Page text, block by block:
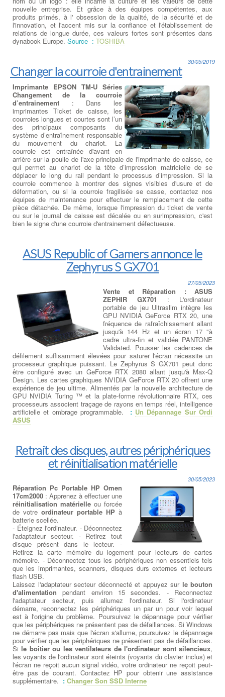
nouvelle entreprise. Et grâce à des équipes compétentes, aux
produits primés, à l' obsession de la qualité, de la sécurité et de
l'innovation, et l'accent mis sur la confiance et l'établissement de
relations de longue durée, ces valeurs fortes sont présentes dans
dynabook Europe. Source : TOSHIBA
Changer la courroie d'entrainement
30/05/2019
Imprimante EPSON TM-U Séries
Changement de la courroie
d’entrainement : Dans les
imprimantes Ticket de caisse, les
courroies longues et courtes sont l’un
des principaux composants du
système d’entraînement responsable
du mouvement du chariot. La
courroie est entraînée d'avant en
arrière sur la poulie de l'axe principale de l'imprimante de caisse, ce
qui permet au chariot de la tête d’impression matricielle de se
déplacer le long du rail pendant le processus d’impression. Si la
courroie commence à montrer des signes visibles d'usure et de
déformation, ou si la courroie fragilisée se casse, contactez nos
équipes de maintenance pour effectuer le remplacement de cette
pièce détachée. De même, lorsque l'impression du ticket de vente
ou sur le journal de caisse est décalée ou en surimpression, c'est
bien le signe d'une courroie d'entrainement défectueuse.
ASUS Republic of Gamers annonce le
Zephyrus S GX701
27/05/2023
Vente et Réparation : ASUS
ZEPHIR GX701
: L'ordinateur
portable de jeu Ultraslim intègre les
GPU NVIDIA GeForce RTX 20, une
fréquence de rafraîchissement allant
jusqu'à 144 Hz et un écran 17 "à
cadre ultra-fin et validée PANTONE
Validated. Pousser les cadences de
défilement suffisamment élevées pour saturer l'écran nécessite un
processeur graphique puissant. Le Zephyrus S GX701 peut donc
être configuré avec un GeForce RTX 2080 allant jusqu'à Max-Q
Design. Les cartes graphiques NVIDIA GeForce RTX 20 offrent une
expérience de jeu ultime. Alimentés par la nouvelle architecture de
GPU NVIDIA Turing ™ et la plate-forme révolutionnaire RTX, ces
processeurs associent traçage de rayons en temps réel, intelligence
artificielle et ombrage programmable. : Un Dépannage Sur Ordi
ASUS
Retrait des disques, autres périphériques
et réinitialisation matérielle
30/05/2023
Réparation Pc Portable HP Omen
17cm2000 : Apprenez à effectuer une
réinitialisation matérielle ou forcée
de votre ordinateur portable HP à
batterie scellée.
- Éteignez l'ordinateur. - Déconnectez
l'adaptateur secteur. - Retirez tout
disque présent dans le lecteur. -
Retirez la carte mémoire du logement pour lecteurs de cartes
mémoire. - Déconnectez tous les périphériques non essentiels tels
que les imprimantes, scanners, disques durs externes et lecteurs
flash USB.
Laissez l'adaptateur secteur déconnecté et appuyez sur le bouton
d'alimentation pendant environ 15 secondes. - Reconnectez
l'adaptateur secteur, puis allumez l'ordinateur. Si l'ordinateur
démarre, reconnectez les périphériques un par un pour voir lequel
est à l'origine du problème. Poursuivez le dépannage pour vérifier
que les périphériques ne présentent pas de défaillances. Si Windows
ne démarre pas mais que l'écran s'allume, poursuivez le dépannage
pour vérifier que les périphériques ne présentent pas de défaillances.
Si le boîtier ou les ventilateurs de l'ordinateur sont silencieux,
les voyants de l'ordinateur sont éteints (voyants du clavier inclus) et
l'écran ne reçoit aucun signal vidéo, votre ordinateur ne reçoit peut-
être pas de courant. Contactez HP pour obtenir une assistance
supplémentaire. : Changer Son SSD Interne